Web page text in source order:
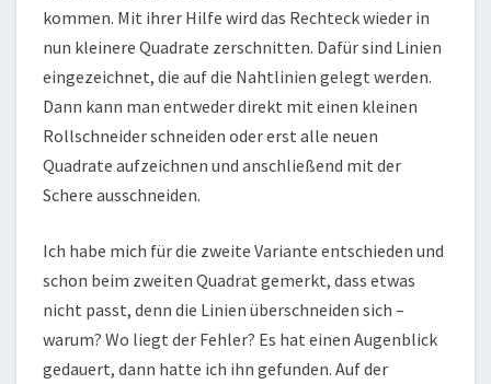
kommen. Mit ihrer Hilfe wird das Rechteck wieder in
nun kleinere Quadrate zerschnitten. Dafür sind Linien
eingezeichnet, die auf die Nahtlinien gelegt werden.
Dann kann man entweder direkt mit einen kleinen
Rollschneider schneiden oder erst alle neuen
Quadrate aufzeichnen und anschließend mit der
Schere ausschneiden.
Ich habe mich für die zweite Variante entschieden und
schon beim zweiten Quadrat gemerkt, dass etwas
nicht passt, denn die Linien überschneiden sich –
warum? Wo liegt der Fehler? Es hat einen Augenblick
gedauert, dann hatte ich ihn gefunden. Auf der